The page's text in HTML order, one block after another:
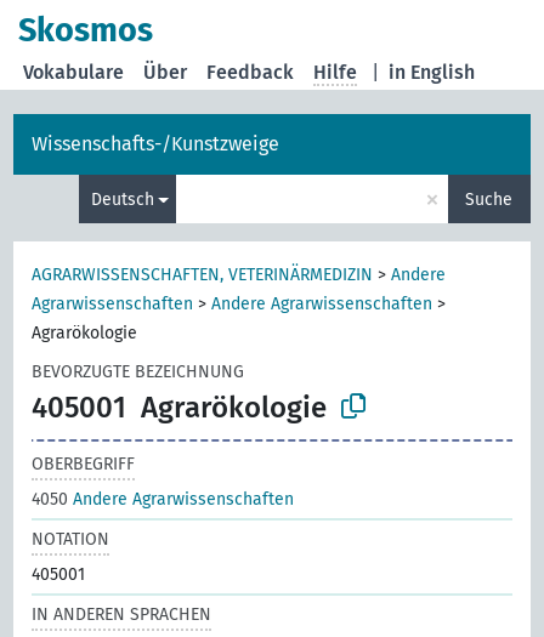
Skosmos
in English
Vokabulare Über Feedback Hilfe
Wissenschafts-/Kunstzweige
Deutsch × Suche
AGRARWISSENSCHAFTEN, VETERINÄRMEDIZIN >Andere
Agrarwissenschaften >Andere Agrarwissenschaften >
Agrarökologie
BEVORZUGTE BEZEICHNUNG
405001 Agrarökologie
OBERBEGRIFF
4050Andere Agrarwissenschaften
NOTATION
405001
IN ANDEREN SPRACHEN